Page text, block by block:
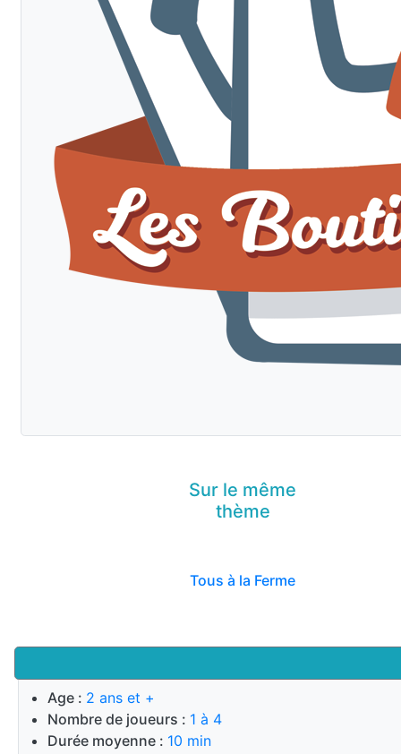
Age : 2 ans et +
Nombre de joueurs : 1 à 4
Durée moyenne : 10 min
Sur le même
thème
Tous à la Ferme